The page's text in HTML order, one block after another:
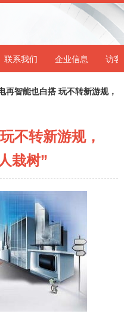
联系我们 企业信息 访客
再智能也白搭 玩不转新游规，
不转新游规，
栽树”